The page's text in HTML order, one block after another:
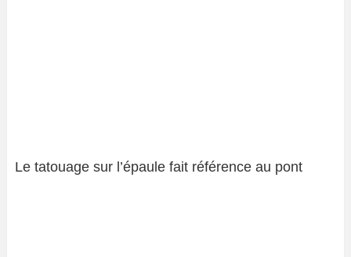
Le tatouage sur l’épaule fait référence au pont